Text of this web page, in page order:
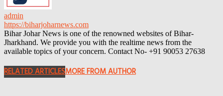
admin
https://biharjoharnews.com
Bihar Johar News is one of the renowned websites of Bihar-
Jharkhand. We provide you with the realtime news from the
available topics of your concern. Contact No- +91 90053 27638
RELATED ARTICLESMORE FROM AUTHOR